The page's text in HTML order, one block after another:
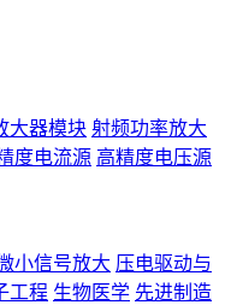
大器模块 射频功率放大
度电流源 高精度电压源
小信号放大 压电驱动与
工程 生物医学 先进制造